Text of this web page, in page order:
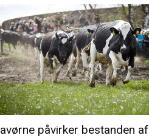
påvirker bestanden af